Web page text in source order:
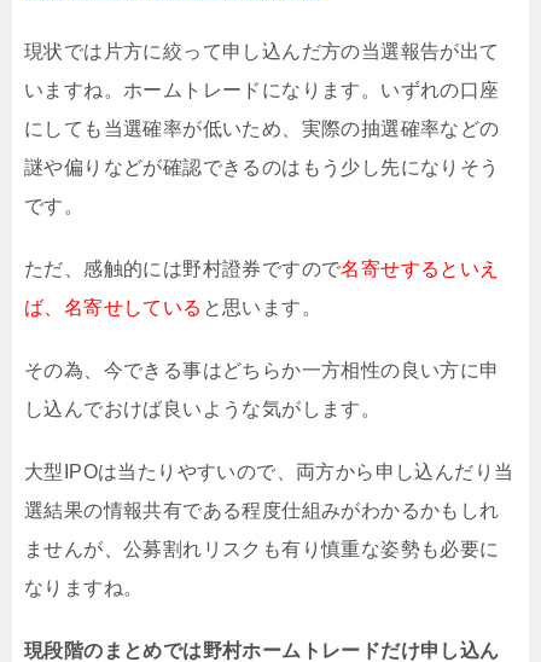
現状では片方に絞って申し込んだ方の当選報告が出て
いますね。ホームトレードになります。いずれの口座
にしても当選確率が低いため、実際の抽選確率などの
謎や偏りなどが確認できるのはもう少し先になりそう
です。
ただ、感触的には野村證券ですので名寄せするといえ
ば、名寄せしている と思います。
その為、今できる事はどちらか一方相性の良い方に申
し込んでおけば良いような気がします。
大型IPOは当たりやすいので、両方から申し込んだり当
選結果の情報共有である程度仕組みがわかるかもしれ
ませんが、公募割れリスクも有り慎重な姿勢も必要に
なりますね。
現段階のまとめでは野村ホームトレードだけ申し込ん